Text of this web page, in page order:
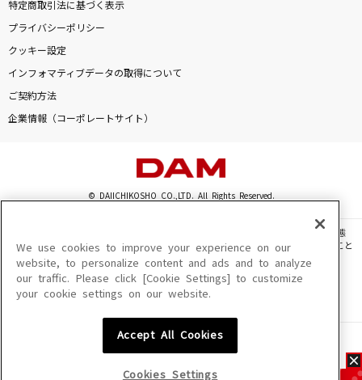
特定商取引法に基づく表示
プライバシーポリシー
クッキー設定
インフォマティブデータの取得について
ご契約方法
企業情報（コーポレートサイト）
© DAIICHIKOSHO CO.,LTD. All Rights Reserved.
このサイトに掲載されている一切の文章・画像・写真・動画・音声等を、手段や形態
を問わず、著作権法の定める範囲を超えて無断で複製、転載、ファイル化などすること
を禁じます。
楽曲及びコンテンツは、機種によりご利用いただけない場合があります。
楽曲及びコンテンツの配信日、配信内容が変更になる場合があります。
We use cookies to improve your experience on our
website, to personalize content and ads and to analyze
our traffic. Please click [Cookie Settings] to customize
your cookie settings on our website.
Accept All Cookies
Cookies Settings